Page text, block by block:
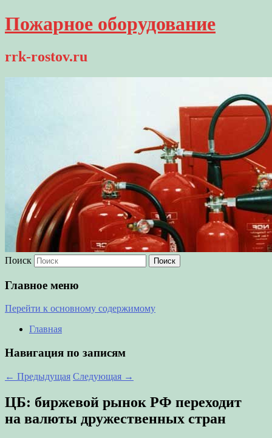
Пожарное оборудование
rrk-rostov.ru
Поиск
Главное меню
Перейти к основному содержимому
Главная
Навигация по записям
← Предыдущая Следующая →
ЦБ: биржевой рынок РФ переходит
на валюты дружественных стран